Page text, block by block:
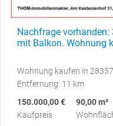
Nachfrage
mit Balkon. Wohnung
Wohnung kaufen in
Entfernung: 11 km
150.000,00 €
Kaufpreis
90,00 m²